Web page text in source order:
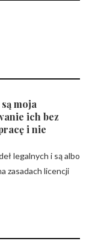
moja
ich bez
i nie
legalnych i są albo
zasadach licencji